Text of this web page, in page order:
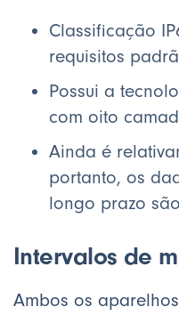
Classificação
requisitos
Possui a
com oito
Ainda é
portanto, os
longo prazo
Intervalos de
Ambos os